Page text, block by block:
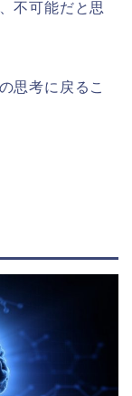
不可能だと思
思考に戻るこ